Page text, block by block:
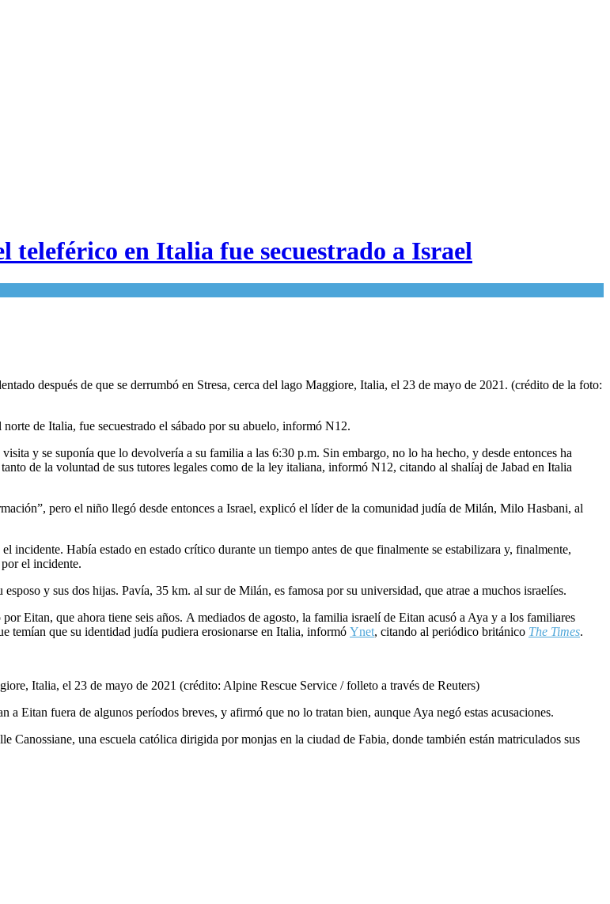
teleférico en Italia fue secuestrado a Israel
después de que se derrumbó en Stresa, cerca del lago Maggiore, Italia, el 23 de mayo de 2021. (crédito de la foto:
norte de Italia, fue secuestrado el sábado por su abuelo, informó N12.
y se suponía que lo devolvería a su familia a las 6:30 p.m. Sin embargo, no lo ha hecho, y desde entonces ha
de la voluntad de sus tutores legales como de la ley italiana, informó N12, citando al shalíaj de Jabad en Italia
pero el niño llegó desde entonces a Israel, explicó el líder de la comunidad judía de Milán, Milo Hasbani, al
incidente. Había estado en estado crítico durante un tiempo antes de que finalmente se estabilizara y, finalmente,
el incidente.
y sus dos hijas. Pavía, 35 km. al sur de Milán, es famosa por su universidad, que atrae a muchos israelíes.
Eitan, que ahora tiene seis años. A mediados de agosto, la familia israelí de Eitan acusó a Aya y a los familiares
temían que su identidad judía pudiera erosionarse en Italia, informó Ynet, citando al periódico británico The Times.
Italia, el 23 de mayo de 2021 (crédito: Alpine Rescue Service / folleto a través de Reuters)
Eitan fuera de algunos períodos breves, y afirmó que no lo tratan bien, aunque Aya negó estas acusaciones.
Canossiane, una escuela católica dirigida por monjas en la ciudad de Fabia, donde también están matriculados sus